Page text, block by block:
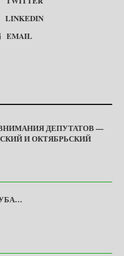
LINKEDIN
EMAIL
ДЕПУТАТОВ —
И ОКТЯБРЬСКИЙ